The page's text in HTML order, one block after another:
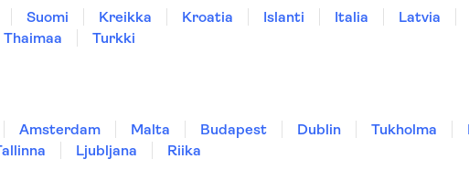
Suomi Kreikka Kroatia Islanti Italia Latvia
Thaimaa
Turkki
Amsterdam Malta Budapest Dublin Tukholma
Ljubljana
Riika